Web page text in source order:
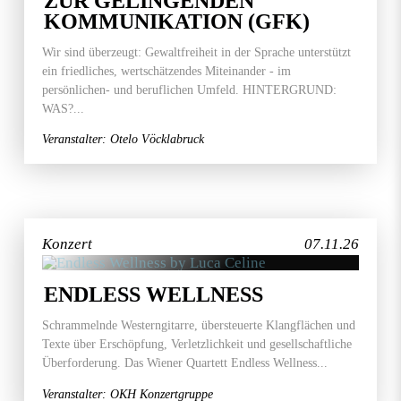
KOMMUNIKATION (GFK)
Wir sind überzeugt: Gewaltfreiheit in der Sprache unterstützt
ein friedliches, wertschätzendes Miteinander - im
persönlichen- und beruflichen Umfeld. HINTERGRUND:
WAS?...
Veranstalter: Otelo Vöcklabruck
07.11.26
Konzert
ENDLESS WELLNESS
Schrammelnde Westerngitarre, übersteuerte Klangflächen und
Texte über Erschöpfung, Verletzlichkeit und gesellschaftliche
Überforderung. Das Wiener Quartett Endless Wellness...
Veranstalter: OKH Konzertgruppe